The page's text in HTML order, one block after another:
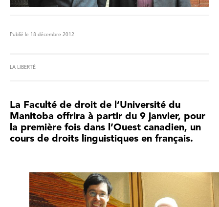
Publié le 18 décembre 2012
LA LIBERTÉ
La Faculté de droit de l’Université du
Manitoba offrira à partir du 9 janvier, pour
la première fois dans l’Ouest canadien, un
cours de droits linguistiques en français.